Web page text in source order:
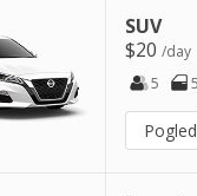
SUV
$20/day
5
5